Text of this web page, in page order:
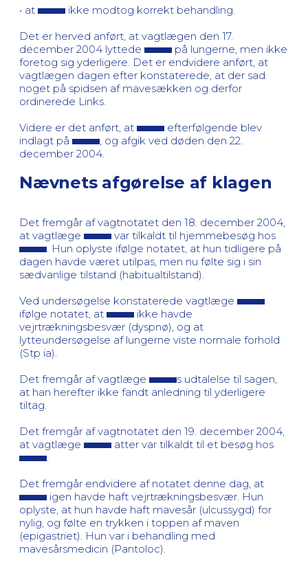
• at
ikke modtog korrekt behandling.
Det er herved anført, at vagtlægen den 17.
december 2004 lyttede
på lungerne, men ikke
foretog sig yderligere. Det er endvidere anført, at
vagtlægen dagen efter konstaterede, at der sad
noget på spidsen af mavesækken og derfor
ordinerede Links.
Videre er det anført, at
efterfølgende blev
indlagt på
, og afgik ved døden den 22.
december 2004.
Nævnets afgørelse af klagen
Det fremgår af vagtnotatet den 18. december 2004,
at vagtlæge
var tilkaldt til hjemmebesøg hos
. Hun oplyste ifølge notatet, at hun tidligere på
dagen havde været utilpas, men nu følte sig i sin
sædvanlige tilstand (habitualtilstand).
Ved undersøgelse konstaterede vagtlæge
ifølge notatet, at
ikke havde
vejrtrækningsbesvær (dyspnø), og at
lytteundersøgelse af lungerne viste normale forhold
(Stp ia).
Det fremgår af vagtlæge
s udtalelse til sagen,
at han herefter ikke fandt anledning til yderligere
tiltag.
Det fremgår af vagtnotatet den 19. december 2004,
at vagtlæge
atter var tilkaldt til et besøg hos
Det fremgår endvidere af notatet denne dag, at
igen havde haft vejrtrækningsbesvær. Hun
oplyste, at hun havde haft mavesår (ulcussygd) for
nylig, og følte en trykken i toppen af maven
(epigastriet). Hun var i behandling med
mavesårsmedicin (Pantoloc).